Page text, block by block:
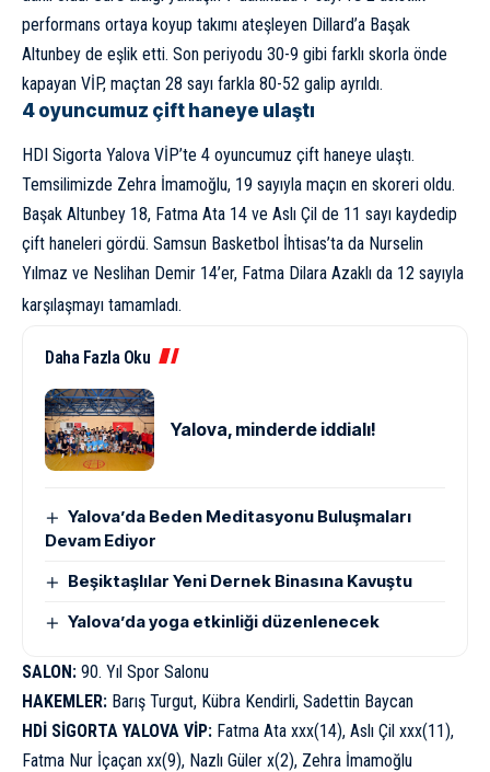
performans ortaya koyup takımı ateşleyen Dillard’a Başak
Altunbey de eşlik etti. Son periyodu 30-9 gibi farklı skorla önde
kapayan VİP, maçtan 28 sayı farkla 80-52 galip ayrıldı.
4 oyuncumuz çift haneye ulaştı
HDI Sigorta Yalova VİP’te 4 oyuncumuz çift haneye ulaştı.
Temsilimizde Zehra İmamoğlu, 19 sayıyla maçın en skoreri oldu.
Başak Altunbey 18, Fatma Ata 14 ve Aslı Çil de 11 sayı kaydedip
çift haneleri gördü. Samsun Basketbol İhtisas’ta da Nurselin
Yılmaz ve Neslihan Demir 14’er, Fatma Dilara Azaklı da 12 sayıyla
karşılaşmayı tamamladı.
Daha Fazla Oku
Yalova, minderde iddialı!
Yalova’da Beden Meditasyonu Buluşmaları
Devam Ediyor
Beşiktaşlılar Yeni Dernek Binasına Kavuştu
Yalova’da yoga etkinliği düzenlenecek
SALON: 90. Yıl Spor Salonu
HAKEMLER: Barış Turgut, Kübra Kendirli, Sadettin Baycan
HDİ SİGORTA YALOVA VİP: Fatma Ata xxx(14), Aslı Çil xxx(11),
Fatma Nur İçaçan xx(9), Nazlı Güler x(2), Zehra İmamoğlu